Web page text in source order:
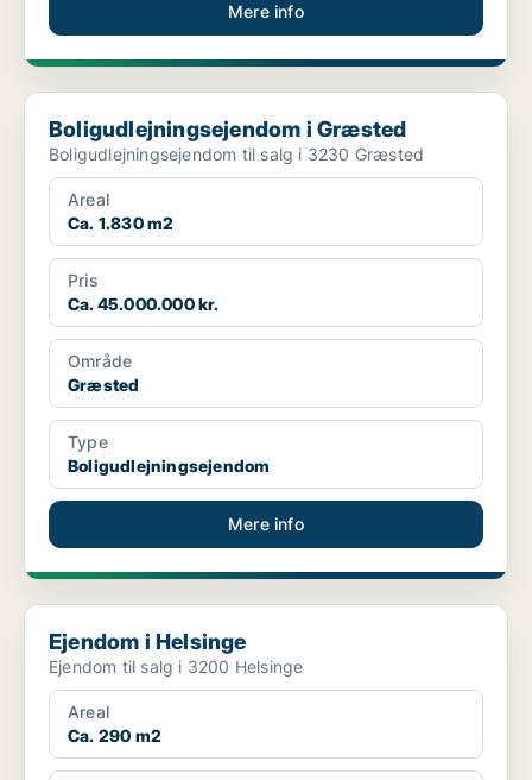
Mere info
Boligudlejningsejendom i Græsted
Boligudlejningsejendom i Græsted
Boligudlejningsejendom til salg i 3230 Græsted
Areal
Ca. 1.830 m2
Pris
Ca. 45.000.000 kr.
Område
Græsted
Type
Boligudlejningsejendom
Mere info
Ejendom i Helsinge
Ejendom i Helsinge
Ejendom til salg i 3200 Helsinge
Areal
Ca. 290 m2